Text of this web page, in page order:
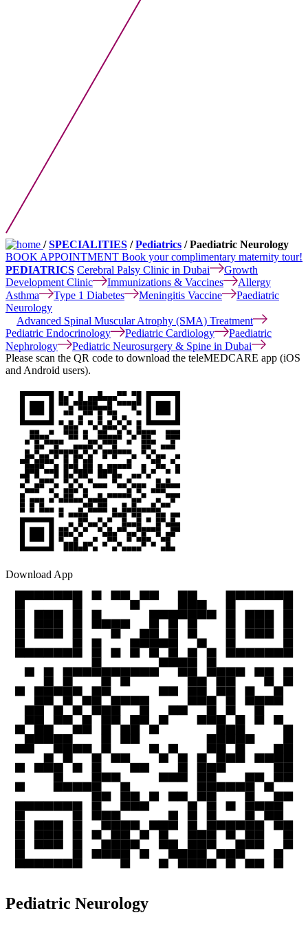
/SPECIALITIES /Pediatrics / Paediatric Neurology
BOOK APPOINTMENT Book your complimentary maternity tour!
PEDIATRICS Cerebral Palsy Clinic in Dubai
Growth
Development Clinic
Immunizations & Vaccines
Allergy
Asthma
Type 1 Diabetes Meningitis Vaccine
Paediatric
Neurology
Advanced Spinal Muscular Atrophy (SMA) Treatment
Pediatric Endocrinology
Pediatric Cardiology
Paediatric
Nephrology
Pediatric Neurosurgery & Spine in Dubai
Please scan the QR code to download the teleMEDCARE app (iOS
and Android users).
Download App
Pediatric Neurology